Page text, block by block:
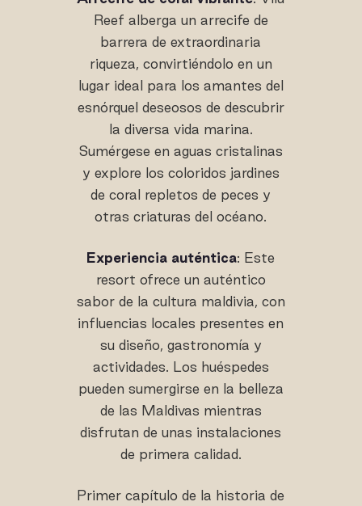
Reef alberga un arrecife de
barrera de extraordinaria
riqueza, convirtiéndolo en un
lugar ideal para los amantes del
esnórquel deseosos de descubrir
la diversa vida marina.
Sumérgese en aguas cristalinas
y explore los coloridos jardines
de coral repletos de peces y
otras criaturas del océano.
Experiencia auténtica: Este
resort ofrece un auténtico
sabor de la cultura maldivia, con
influencias locales presentes en
su diseño, gastronomía y
actividades. Los huéspedes
pueden sumergirse en la belleza
de las Maldivas mientras
disfrutan de unas instalaciones
de primera calidad.
Primer capítulo de la historia de